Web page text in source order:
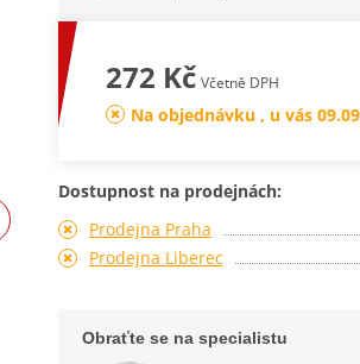
272 Kč Včetně DPH
Na objednávku , u vás
Dostupnost na prodejnách:
Prodejna Praha
Prodejna Liberec
Obraťte se na specialistu